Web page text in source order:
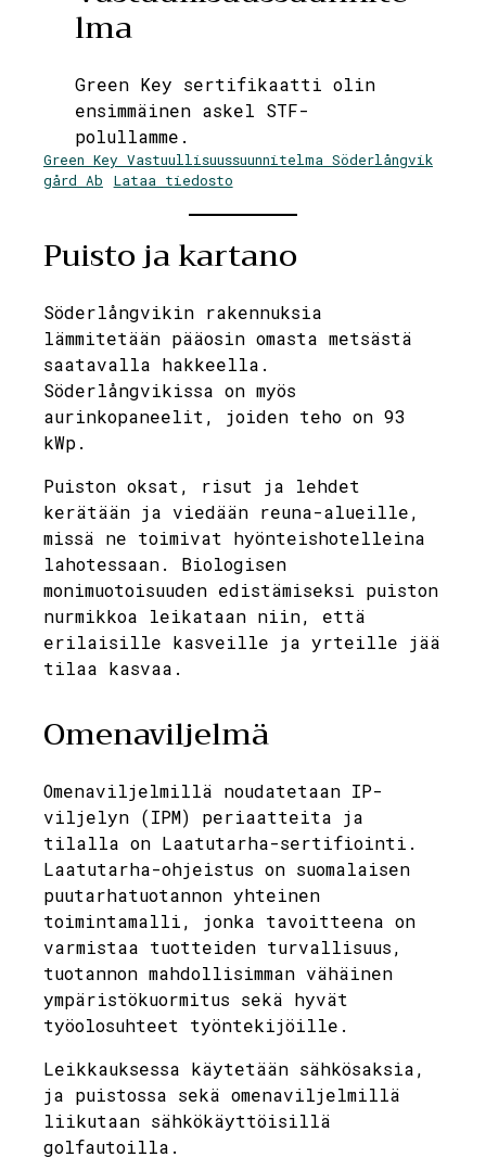
lma
Green Key sertifikaatti olin
ensimmäinen askel STF-
polullamme.
Green Key Vastuullisuussuunnitelma Söderlångvik
gård Ab
Lataa tiedosto
Puisto ja kartano
Söderlångvikin rakennuksia
lämmitetään pääosin omasta metsästä
saatavalla hakkeella.
Söderlångvikissa on myös
aurinkopaneelit, joiden teho on 93
kWp.
Puiston oksat, risut ja lehdet
kerätään ja viedään reuna-alueille,
missä ne toimivat hyönteishotelleina
lahotessaan. Biologisen
monimuotoisuuden edistämiseksi puiston
nurmikkoa leikataan niin, että
erilaisille kasveille ja yrteille jää
tilaa kasvaa.
Omenaviljelmä
Omenaviljelmillä noudatetaan IP-
viljelyn (IPM) periaatteita ja
tilalla on Laatutarha-sertifiointi.
Laatutarha-ohjeistus on suomalaisen
puutarhatuotannon yhteinen
toimintamalli, jonka tavoitteena on
varmistaa tuotteiden turvallisuus,
tuotannon mahdollisimman vähäinen
ympäristökuormitus sekä hyvät
työolosuhteet työntekijöille.
Leikkauksessa käytetään sähkösaksia,
ja puistossa sekä omenaviljelmillä
liikutaan sähkökäyttöisillä
golfautoilla.